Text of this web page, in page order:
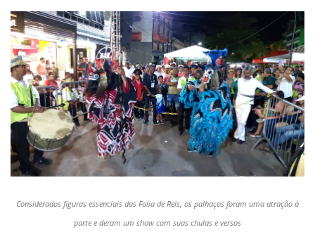
Considerados figuras essenciais das Folia de Reis, os palhaços foram uma atração à
parte e deram um show com suas chulas e versos